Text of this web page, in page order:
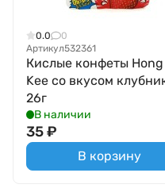
0.0
0
Артикул532361
Кислые конфеты Hong
Kee со вкусом
26г
В наличии
35₽
В корзину